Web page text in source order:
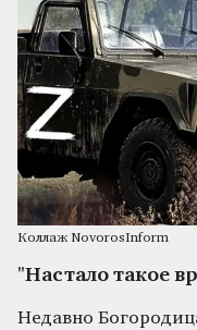
Коллаж NovorosInform
"Настало такое
Недавно